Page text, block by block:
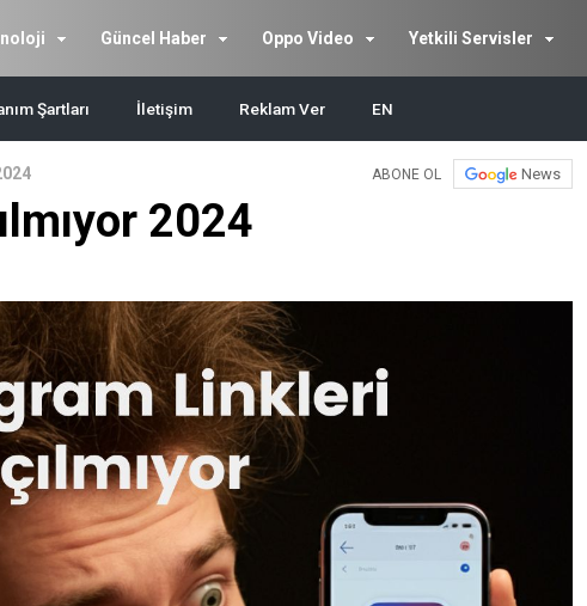
Güncel Haber Oppo Video Yetkili Servisler
Şartları İletişim Reklam Ver EN
ABONE OL News
2024